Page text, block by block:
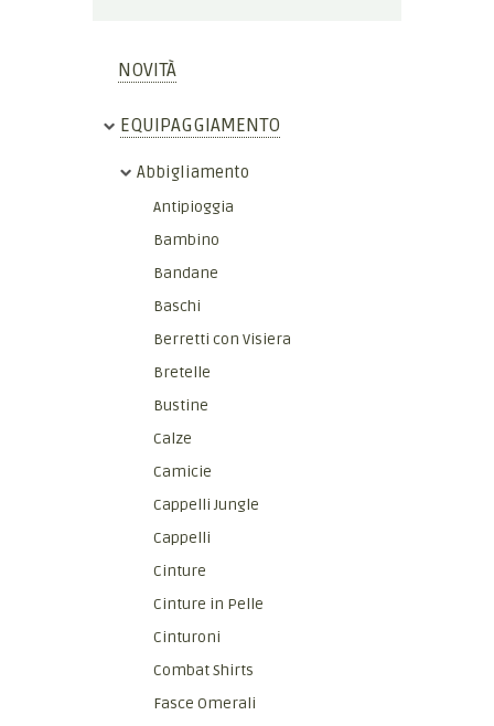
NOVITÀ
EQUIPAGGIAMENTO
Abbigliamento
Antipioggia
Bambino
Bandane
Baschi
Berretti con Visiera
Bretelle
Bustine
Calze
Camicie
Cappelli Jungle
Cappelli
Cinture
Cinture in Pelle
Cinturoni
Combat Shirts
Fasce Omerali